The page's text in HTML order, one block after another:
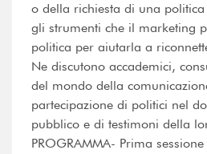
o della richiesta di una
gli strumenti che il marketing
politica per aiutarla a
Ne discutono accademici,
del mondo della
partecipazione di politici nel
pubblico e di testimoni della
PROGRAMMA- Prima sessione